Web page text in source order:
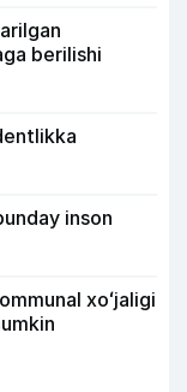
berilishi
inson
xoʻjaligi